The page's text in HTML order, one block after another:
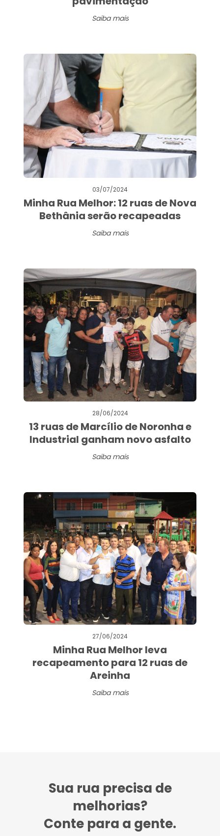
Saiba mais
03/07/2024
Minha Rua Melhor: 12 ruas de Nova
Bethânia serão recapeadas
Saiba mais
28/06/2024
13 ruas de Marcílio de Noronha e
Industrial ganham novo asfalto
Saiba mais
27/06/2024
Minha Rua Melhor leva
recapeamento para 12 ruas de
Areinha
Saiba mais
Sua rua precisa de
melhorias?
Conte para a gente.